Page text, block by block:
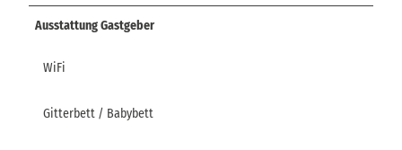
Ausstattung Gastgeber
WiFi
Gitterbett / Babybett